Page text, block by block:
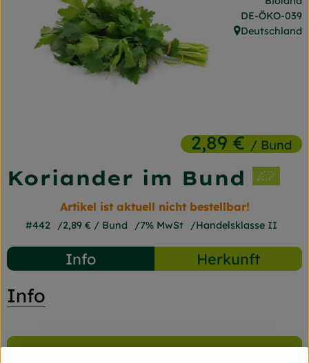
Frischetheke
Naturkost
Getränke
So geht's
Unsere Kisten
Über uns
Blog
Jetzt bestellen
Koriander im Bund
2,89 €/ Bund
,
DE-ÖKO-039
, Herkunft:
Deutschland
Artikel ist aktuell nicht bestellbar!
#442 2,89 € / Bund 7% MwSt Handelsklasse II
Info Herkunft
Info